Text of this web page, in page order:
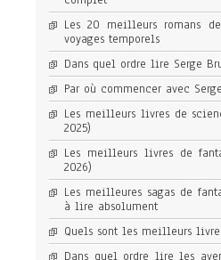
Les 20 meilleurs romans
voyages temporels
Dans quel ordre lire Serge
Par où commencer avec
Les meilleurs livres de
2025)
Les meilleurs livres de
2026)
Les meilleures sagas de
à lire absolument
Quels sont les meilleurs
Dans quel ordre lire les